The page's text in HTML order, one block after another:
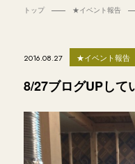
トップ ★イベント報告
2016.08.27 ★イベント報告
8/27ブログUPして